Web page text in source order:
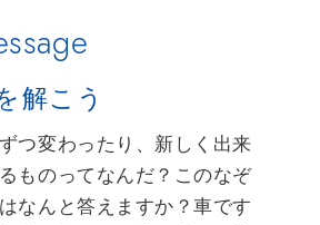
解こう
つ変わったり、新しく出来
ものってなんだ？このなぞ
なんと答えますか？車です